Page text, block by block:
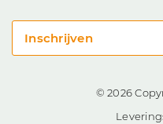
Inschrijven
© 2026